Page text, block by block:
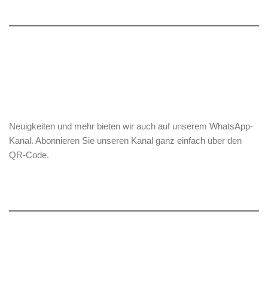
Neuigkeiten und mehr bieten wir auch auf unserem WhatsApp-
Kanal. Abonnieren Sie unseren Kanal ganz einfach über den
QR-Code.